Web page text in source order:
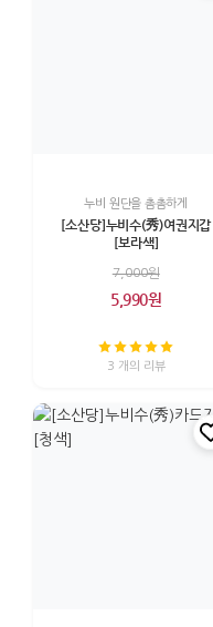
누비 원단을 촘촘하게
[소산당]누비수(秀)여권지갑
[보라색]
7,000원
5,990원
3 개의 리뷰